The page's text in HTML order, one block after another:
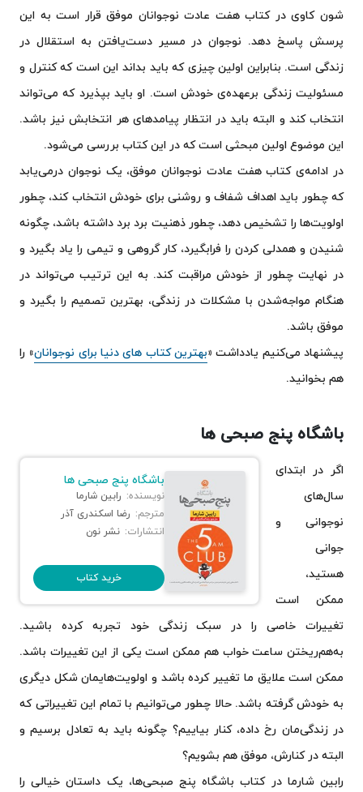
شون کاوی در کتاب هفت عادت نوجوانان موفق قرار است به این
پرسش پاسخ دهد. نوجوان در مسیر دست‌یافتن به استقلال در
زندگی است. بنابراین اولین چیزی که باید بداند این است که کنترل و
مسئولیت زندگی برعهده‌ی خودش است. او باید بپذیرد که می‌تواند
انتخاب کند و البته باید در انتظار پیامدهای هر انتخابش نیز باشد.
این موضوع اولین مبحثی است که در این کتاب بررسی می‌شود.
در ادامه‌ی کتاب هفت عادت نوجوانان موفق، یک نوجوان درمی‌یابد
که چطور باید اهداف شفاف و روشنی برای خودش انتخاب کند، چطور
اولویت‌ها را تشخیص دهد، چطور ذهنیت برد برد داشته باشد، چگونه
شنیدن و همدلی کردن را فرابگیرد، کار گروهی و تیمی را یاد بگیرد و
در نهایت چطور از خودش مراقبت کند. به این ترتیب می‌تواند در
هنگام مواجه‌شدن با مشکلات در زندگی، بهترین تصمیم را بگیرد و
موفق باشد.
پیشنهاد می‌کنیم یادداشت «بهترین کتاب های دنیا برای نوجوانان» را
هم بخوانید.
باشگاه پنج صبحی ها
باشگاه پنج صبحی ها
نویسنده: رابین شارما
مترجم: رضا اسکندری آذر
انتشارات: نشر نون
خرید کتاب
اگر در ابتدای
سال‌های
نوجوانی و
جوانی
هستید،
ممکن است
تغییرات خاصی را در سبک زندگی خود تجربه کرده باشید.
به‌هم‌ریختن ساعت خواب هم ممکن است یکی از این تغییرات باشد.
ممکن است علایق ما تغییر کرده باشد و اولویت‌هایمان شکل دیگری
به خودش گرفته باشد. حالا چطور می‌توانیم با تمام این تغییراتی که
در زندگی‌مان رخ داده، کنار بیاییم؟ چگونه باید به تعادل برسیم و
البته در کنارش، موفق هم بشویم؟
رابین شارما در کتاب باشگاه پنج صبحی‌ها، یک داستان خیالی را